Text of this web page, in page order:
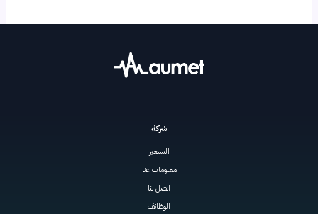
شركة
التسعير
معلومات عنا
اتصل بنا
الوظائف